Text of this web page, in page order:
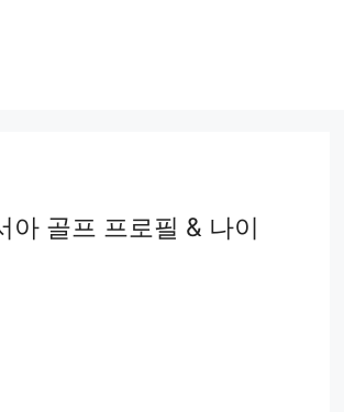
골프 프로필 & 나이